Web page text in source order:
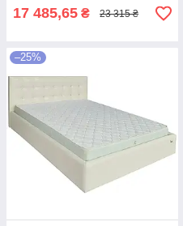
17 485,65 ₴ 23 315 ₴
–25%